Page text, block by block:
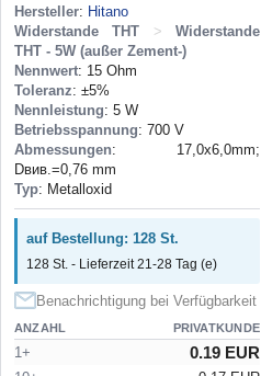
Hersteller: Hitano
Widerstande THT
>
Widerstande
THT - 5W (außer Zement-)
Nennwert: 15 Ohm
Toleranz: ±5%
Nennleistung: 5 W
Betriebsspannung: 700 V
Abmessungen: 17,0x6,0mm;
Dвив.=0,76 mm
Typ: Metalloxid
auf Bestellung: 128 St.
128 St. - Lieferzeit 21-28 Tag (e)
Benachrichtigung bei Verfügbarkeit
ANZAHL PRIVATKUNDE
1+ 0.19 EUR